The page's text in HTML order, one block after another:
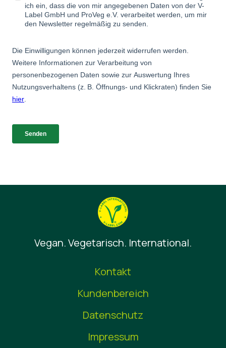
Vegan. Vegetarisch. International.
Kontakt
Kundenbereich
Datenschutz
Impressum